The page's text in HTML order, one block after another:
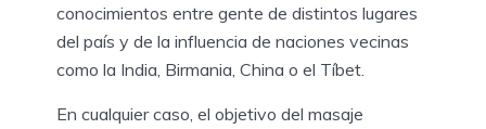
conocimientos entre gente de distintos lugares
del país y de la influencia de naciones vecinas
como la India, Birmania, China o el Tíbet.
En cualquier caso, el objetivo del masaje